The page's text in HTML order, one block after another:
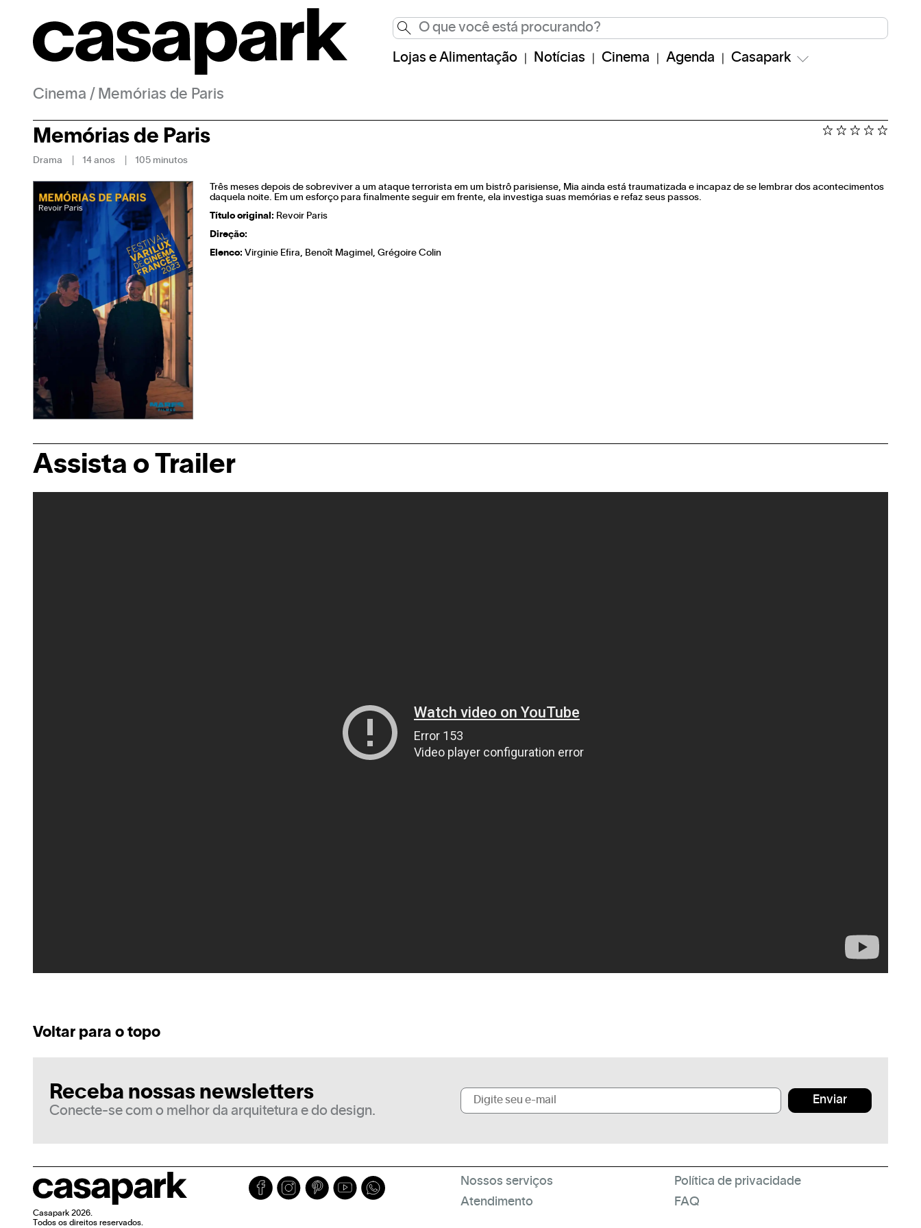
Lojas e Alimentação Notícias Cinema Agenda Casapark
Cinema / Memórias de Paris
Memórias de Paris
Drama 14 anos 105 minutos
Três meses depois de sobreviver a um ataque terrorista em um bistrô parisiense, Mia ainda está traumatizada e incapaz de se lembrar dos acontecimentos
daquela noite. Em um esforço para finalmente seguir em frente, ela investiga suas memórias e refaz seus passos.
Título original: Revoir Paris
Direção:
Elenco: Virginie Efira, Benoît Magimel, Grégoire Colin
Assista o Trailer
Voltar para o topo
Receba nossas newsletters
Conecte-se com o melhor da arquitetura e do design.
Enviar
Nossos serviços
Atendimento
Política de privacidade
FAQ
Casapark 2026.
Todos os direitos reservados.